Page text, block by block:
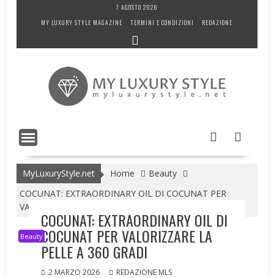
7 AGOSTO 2026
MY LUXURY STYLE MAGAZINE
TERMINI E CONDIZIONI REDAZIONE
MyLuxuryStyle.net Home
Beauty
COCUNAT: EXTRAORDINARY OIL DI COCUNAT PER
VALORIZZARE LA PELLE A 360 GRADI
Beauty
COCUNAT: EXTRAORDINARY OIL DI
COCUNAT PER VALORIZZARE LA
PELLE A 360 GRADI
2 MARZO 2026 REDAZIONE MLS